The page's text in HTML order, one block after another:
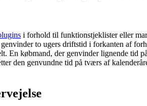
i forhold til funktionstjeklister eller
to ugers driftstid i forkanten af
En købmand, der genvinder lignende tid
den genvundne tid på tværs af